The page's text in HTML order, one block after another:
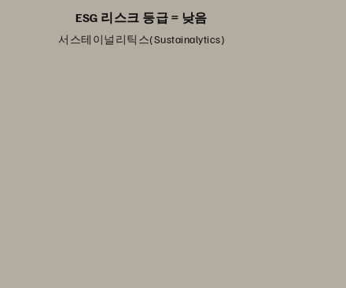
ESG 리스크 등급 = 낮음
서스테이널리틱스(Sustainalytics)